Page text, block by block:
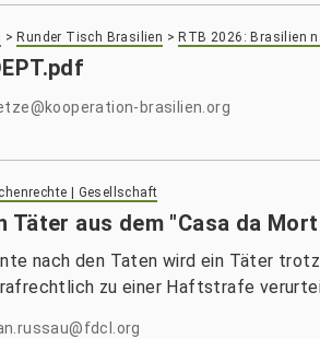
> Runder Tisch Brasilien > RTB 2026: Brasilien
brasilien.org
| Gesellschaft
aus dem "Casa da
nach den Taten wird ein Täter
zu einer Haftstrafe